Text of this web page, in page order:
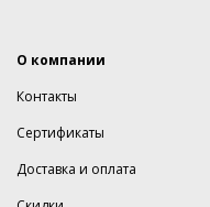
О компании
Контакты
Сертификаты
Доставка и оплата